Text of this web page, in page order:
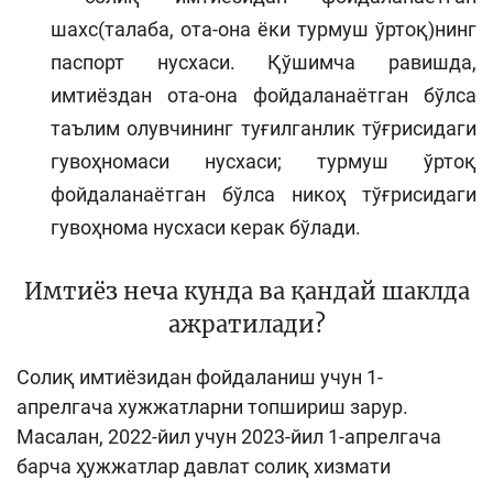
шахс(талаба, ота-она ёки турмуш ўртоқ)нинг
паспорт нусхаси. Қўшимча равишда,
имтиёздан ота-она фойдаланаётган бўлса
таълим олувчининг туғилганлик тўғрисидаги
гувоҳномаси нусхаси; турмуш ўртоқ
фойдаланаётган бўлса никоҳ тўғрисидаги
гувоҳнома нусхаси керак бўлади.
Имтиёз неча кунда ва қандай шаклда
ажратилади?
Солиқ имтиёзидан фойдаланиш учун 1-
апрелгача хужжатларни топшириш зарур.
Масалан, 2022-йил учун 2023-йил 1-апрелгача
барча ҳужжатлар давлат солиқ хизмати